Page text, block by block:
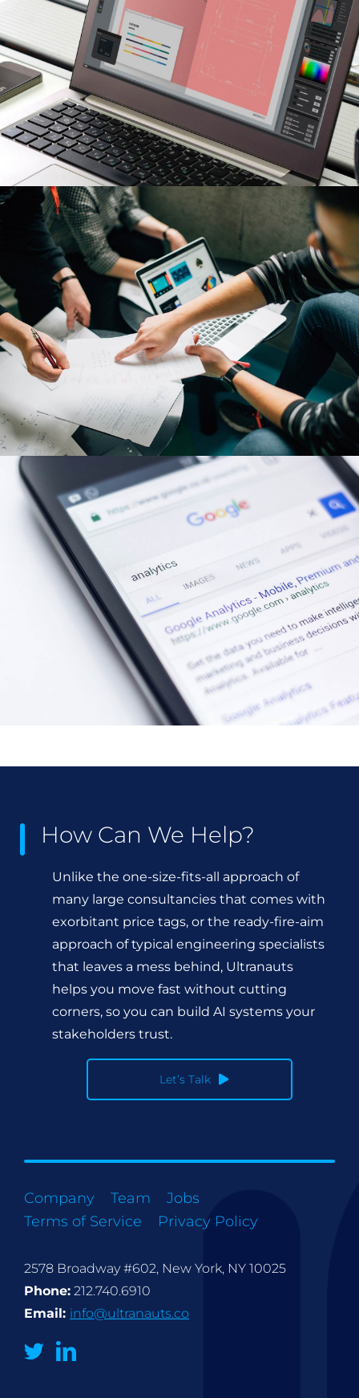
How Can We Help?
Unlike the one-size-fits-all approach of
many large consultancies that comes with
exorbitant price tags, or the ready-fire-aim
approach of typical engineering specialists
that leaves a mess behind, Ultranauts
helps you move fast without cutting
corners, so you can build AI systems your
stakeholders trust.
Let’s Talk
Company Team
Jobs
Terms of Service
Privacy Policy
2578 Broadway #602, New York, NY 10025
Phone: 212.740.6910
Email: info@ultranauts.co